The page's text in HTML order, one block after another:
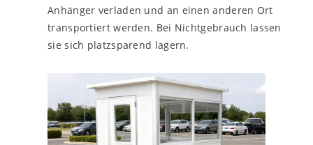
Anhänger verladen und an einen anderen Ort
transportiert werden. Bei Nichtgebrauch lassen
sie sich platzsparend lagern.